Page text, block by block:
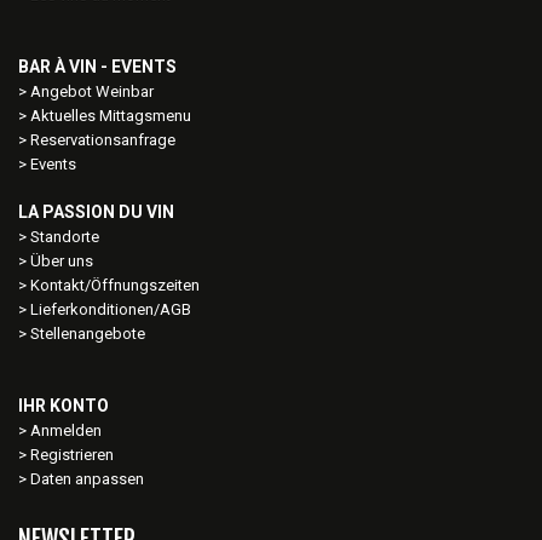
BAR À VIN - EVENTS
Angebot Weinbar
Aktuelles Mittagsmenu
Reservationsanfrage
Events
LA PASSION DU VIN
Standorte
Über uns
Kontakt/Öffnungszeiten
Lieferkonditionen/AGB
Stellenangebote
IHR KONTO
Anmelden
Registrieren
Daten anpassen